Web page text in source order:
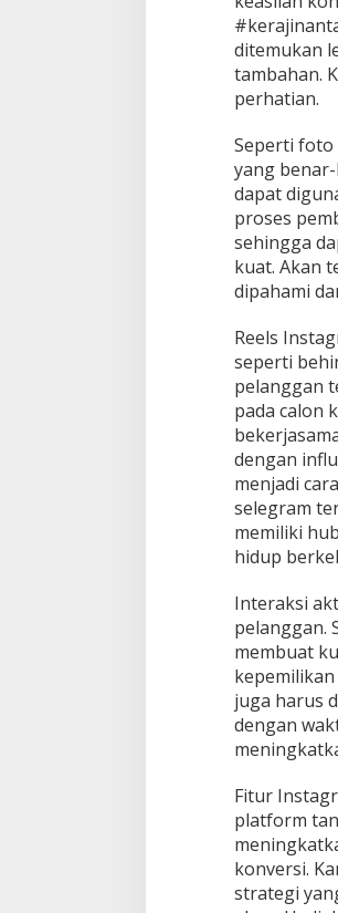
ditemukan
tambahan.
perhatian.
Seperti foto
yang
dapat
proses
sehingga
kuat. Akan
dipahami
Reels
seperti
pelanggan
pada calon
dengan
menjadi
selegram
memiliki
hidup
Interaksi
pelanggan.
membuat
juga harus
dengan
Fitur
platform
konversi.
strategi